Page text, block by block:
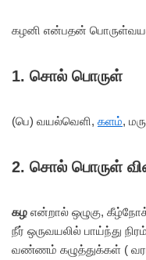
கழனி என்பதன் பொருள்
1. சொல் பொருள்
(பெ) வயல்வெளி, களம்,
2. சொல் பொருள்
கழ என்றால் ஒழுகு,
நீர் ஒருவயலில் பாய்ந்து
வண்ணம் கழுத்துக்கள் (